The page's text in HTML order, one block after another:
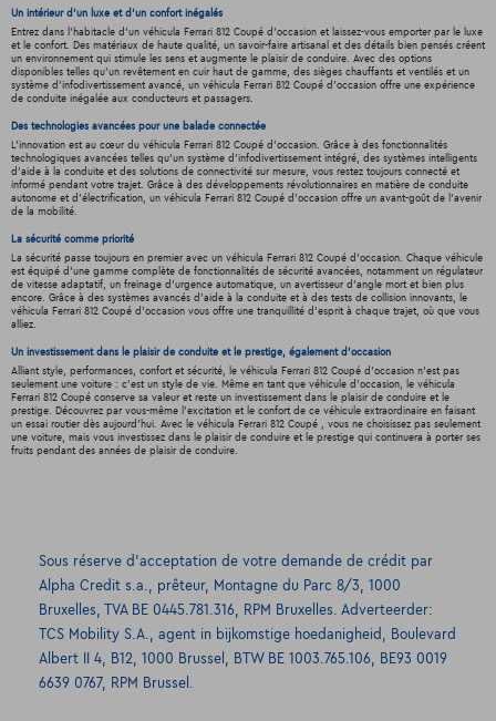
Un intérieur d’un luxe et d’un confort inégalés
Entrez dans l'habitacle d'un véhicula Ferrari 812 Coupé d'occasion et laissez-vous emporter par le luxe
et le confort. Des matériaux de haute qualité, un savoir-faire artisanal et des détails bien pensés créent
un environnement qui stimule les sens et augmente le plaisir de conduire. Avec des options
disponibles telles qu'un revêtement en cuir haut de gamme, des sièges chauffants et ventilés et un
système d'infodivertissement avancé, un véhicula Ferrari 812 Coupé d'occasion offre une expérience
de conduite inégalée aux conducteurs et passagers.
Des technologies avancées pour une balade connectée
L'innovation est au cœur du véhicula Ferrari 812 Coupé d'occasion. Grâce à des fonctionnalités
technologiques avancées telles qu'un système d'infodivertissement intégré, des systèmes intelligents
d'aide à la conduite et des solutions de connectivité sur mesure, vous restez toujours connecté et
informé pendant votre trajet. Grâce à des développements révolutionnaires en matière de conduite
autonome et d'électrification, un véhicula Ferrari 812 Coupé d'occasion offre un avant-goût de l'avenir
de la mobilité.
La sécurité comme priorité
La sécurité passe toujours en premier avec un véhicula Ferrari 812 Coupé d'occasion. Chaque véhicule
est équipé d'une gamme complète de fonctionnalités de sécurité avancées, notamment un régulateur
de vitesse adaptatif, un freinage d'urgence automatique, un avertisseur d'angle mort et bien plus
encore. Grâce à des systèmes avancés d'aide à la conduite et à des tests de collision innovants, le
véhicula Ferrari 812 Coupé d'occasion vous offre une tranquillité d'esprit à chaque trajet, où que vous
alliez.
Un investissement dans le plaisir de conduite et le prestige, également d'occasion
Alliant style, performances, confort et sécurité, le véhicula Ferrari 812 Coupé d'occasion n'est pas
seulement une voiture : c'est un style de vie. Même en tant que véhicule d'occasion, le véhicula
Ferrari 812 Coupé conserve sa valeur et reste un investissement dans le plaisir de conduire et le
prestige. Découvrez par vous-même l'excitation et le confort de ce véhicule extraordinaire en faisant
un essai routier dès aujourd'hui. Avec le véhicula Ferrari 812 Coupé , vous ne choisissez pas seulement
une voiture, mais vous investissez dans le plaisir de conduire et le prestige qui continuera à porter ses
fruits pendant des années de plaisir de conduire.
Sous réserve d’acceptation de votre demande de crédit par
Alpha Credit s.a., prêteur, Montagne du Parc 8/3, 1000
Bruxelles, TVA BE 0445.781.316, RPM Bruxelles. Adverteerder:
TCS Mobility S.A., agent in bijkomstige hoedanigheid, Boulevard
Albert II 4, B12, 1000 Brussel, BTW BE 1003.765.106, BE93 0019
6639 0767, RPM Brussel.